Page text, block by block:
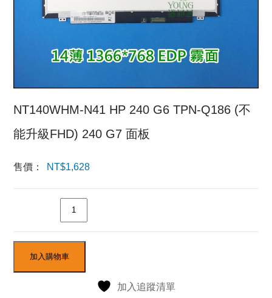
NT140WHM-N41 HP 240 G6 TPN-Q186 (不
能升級FHD) 240 G7 面板
售價： NT$1,628
加入購物車
加入追蹤清單